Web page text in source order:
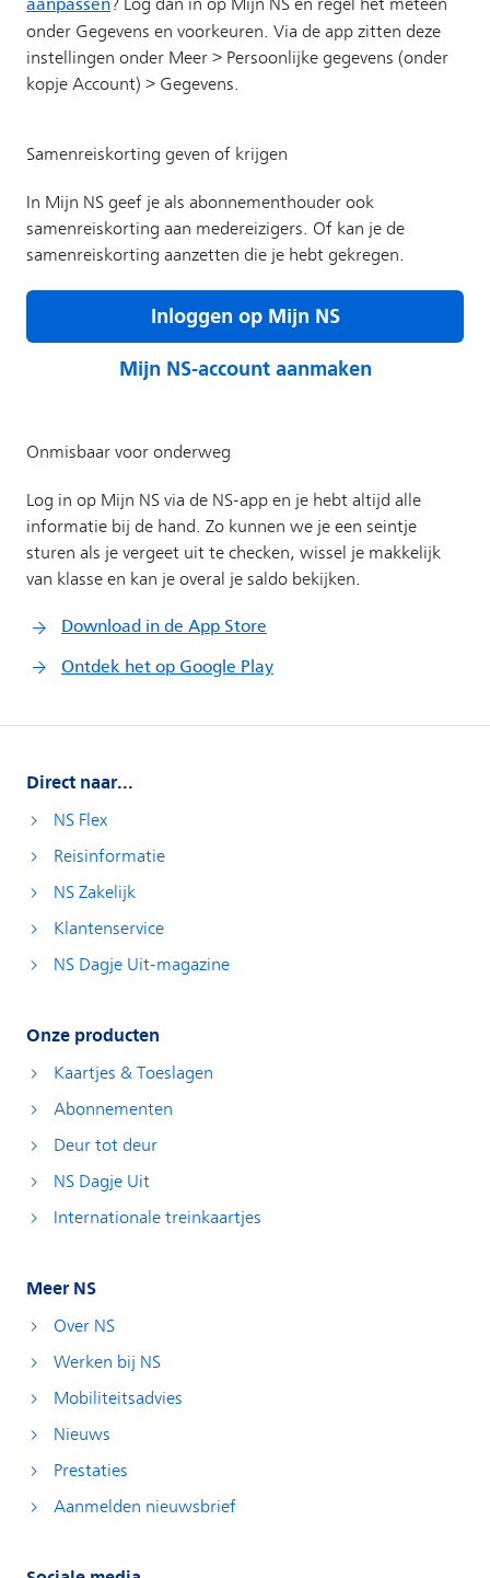
Direct naar...
NS Flex
Reisinformatie
NS Zakelijk
Klantenservice
NS Dagje Uit-magazine
Onze producten
Kaartjes & Toeslagen
Abonnementen
Deur tot deur
NS Dagje Uit
Internationale treinkaartjes
Meer NS
Over NS
Werken bij NS
Mobiliteitsadvies
Nieuws
Prestaties
Aanmelden nieuwsbrief